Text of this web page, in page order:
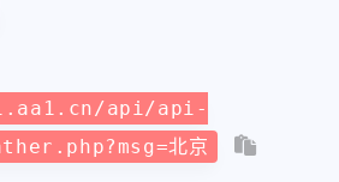
api/api-
北京